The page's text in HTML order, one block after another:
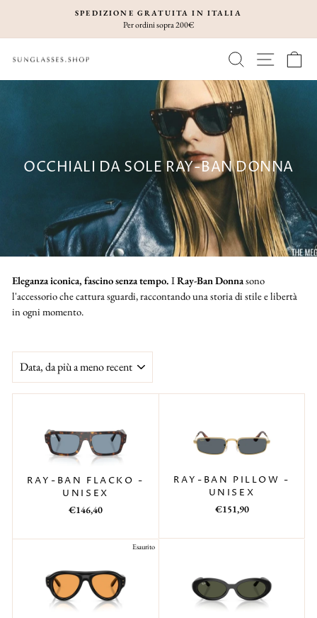
ai
contenuti
Metti
SPEDIZIONE GRATUITA IN ITALIA
Per ordini sopra 200€
CERCA
OCCHIALI DA SOLE RAY-BAN DONNA
Eleganza iconica, fascino senza tempo. IRay-Ban Donnasono
l'accessorio che cattura sguardi, raccontando una storia di stile e libertà
in ogni momento.
ORDINA
RAY-BAN FLACKO -
UNISEX
Prezzo
Prezzo
€146,40
RAY-BAN PILLOW -
UNISEX
Prezzo
listino
Prezzo
€151,90
Esaurito